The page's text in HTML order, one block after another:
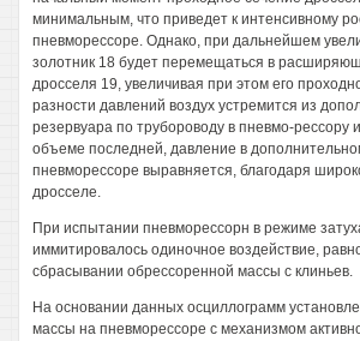
минимальным, что приведет к интенсивному
пневморессоре. Однако, при дальнейшем
золотник 18 будет перемещаться в
дросселя 19, увеличивая при этом его
разности давлений воздух устремится из
резервуара по трубороводу в пневмо-рессору
объеме последней, давление в
пневморессоре выравняется, благодаря
дросселе.
При испытании пневморессорн в режиме
иммитировалось одиночное воздействие,
сбрасывании обрессоренной массы с клиньев.
На основании данных осциллограмм
массы на пневморессоре с механизмом